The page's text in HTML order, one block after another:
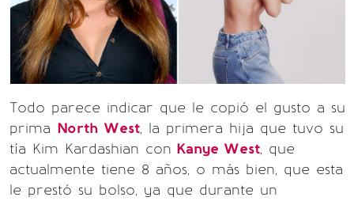
Todo parece indicar que le copió el gusto a su
prima North West, la primera hija que tuvo su
tía Kim Kardashian con Kanye West, que
actualmente tiene 8 años, o más bien, que esta
le prestó su bolso, ya que durante un